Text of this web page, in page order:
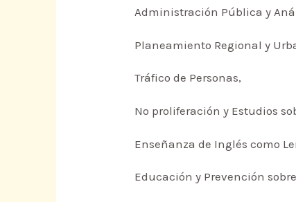
Administración Pública y
Planeamiento Regional y
Tráfico de Personas,
No proliferación y Estudios
Enseñanza de Inglés como
Educación y Prevención